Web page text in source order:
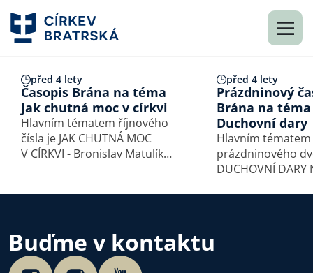
před 4 lety
Časopis Brána na téma
Jak chutná moc v církvi
Hlavním tématem říjnového
čísla je JAK CHUTNÁ MOC
V CÍRKVI - Bronislav Matulík
Jevhen Fursov Reportáž:
UNITED 2022: …
před 4 lety
Prázdninový
Brána na téma
Duchovní dary
Hlavním tématem
prázdninového
DUCHOVNÍ DARY Nedotýkat
Buďme v kontaktu